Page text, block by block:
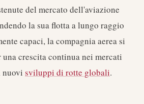
del mercato dell'aviazione
la sua flotta a lungo raggio
capaci, la compagnia aerea si
crescita continua nei mercati
nuovi sviluppi di rotte globali.